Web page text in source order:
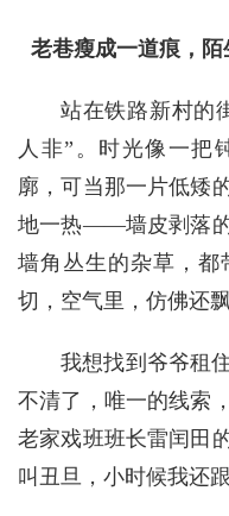
老巷瘦成一道痕，
站在铁路新村的
人非”。时光像一把
廓，可当那一片低矮
地一热——墙皮剥落的
墙角丛生的杂草，
切，空气里，仿佛还
我想找到爷爷租
不清了，唯一的线索
老家戏班班长雷闰田
叫丑旦，小时候我还